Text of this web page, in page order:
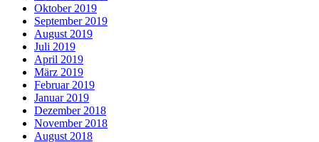
Oktober 2019
September 2019
August 2019
Juli 2019
April 2019
März 2019
Februar 2019
Januar 2019
Dezember 2018
November 2018
August 2018